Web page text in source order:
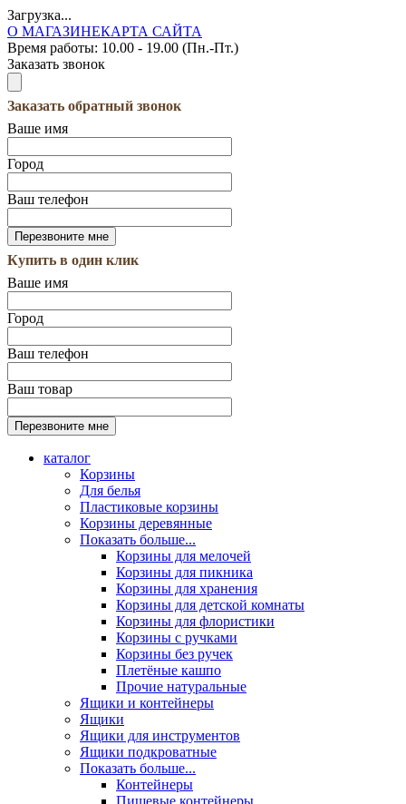
Загрузка...
О МАГАЗИНЕКАРТА САЙТА
Время работы: 10.00 - 19.00 (Пн.-Пт.)
Заказать звонок
Заказать обратный звонок
Ваше имя
Город
Ваш телефон
Купить в один клик
Ваше имя
Город
Ваш телефон
Ваш товар
каталог
Корзины
Для белья
Пластиковые корзины
Корзины деревянные
Показать больше...
Корзины для мелочей
Корзины для пикника
Корзины для хранения
Корзины для детской комнаты
Корзины для флористики
Корзины с ручками
Корзины без ручек
Плетёные кашпо
Прочие натуральные
Ящики и контейнеры
Ящики
Ящики для инструментов
Ящики подкроватные
Показать больше...
Контейнеры
Пищевые контейнеры